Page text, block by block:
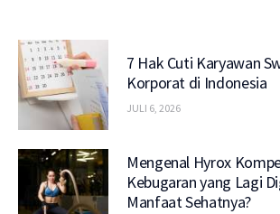
7 Hak Cuti Karyawan
Korporat di Indonesia
JULI 6, 2026
Mengenal Hyrox
Kebugaran yang Lagi
Manfaat Sehatnya?